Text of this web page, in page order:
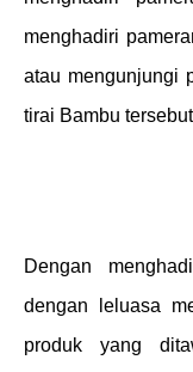
menghadiri
atau mengunjungi
tirai Bambu
Dengan
dengan leluasa
produk yang